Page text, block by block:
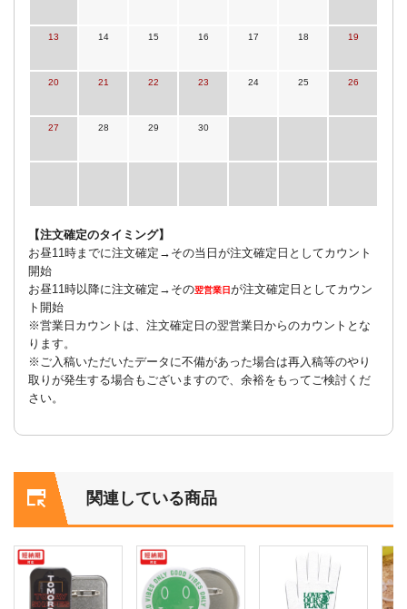
13 14 15 16 17 18 19
20 21 22 23 24 25 26
27 28 29 30
【注文確定のタイミング】
お昼11時までに注文確定→その当日が注文確定日としてカウント
開始
お昼11時以降に注文確定→その翌営業日が注文確定日としてカウン
ト開始
※営業日カウントは、注文確定日の翌営業日からのカウントとな
ります。
※ご入稿いただいたデータに不備があった場合は再入稿等のやり
取りが発生する場合もございますので、余裕をもってご検討くだ
さい。
関連している商品